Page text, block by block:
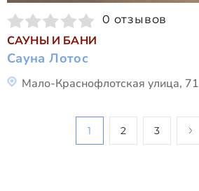
0 отзывов
САУНЫ И БАНИ
Сауна Лотос
Мало-Краснофлотская улица, 71
1 2 3